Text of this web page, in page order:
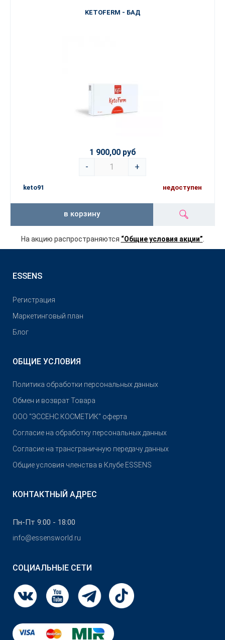
KETOFERM - БАД
1 900,00 руб
-
+
keto91 недоступен
в корзину
На акцию распространяются “Общие условия акции”
ESSENS
Pегистрация
Маркетинговый план
Блог
ОБЩИЕ УСЛОВИЯ
Политика обработки персональных данных
Обмен и возврат Товара
OOO "ЭССЕНС КОСМЕТИК" оферта
Согласие на обработку персональных данных
Согласие на трансграничную передачу данных
Общие условия членства в Клубе ESSENS
КОНТАКТНЫЙ АДРЕС
Пн-Пт 9:00 - 18:00
info@essensworld.ru
СОЦИАЛЬНЫЕ СЕТИ